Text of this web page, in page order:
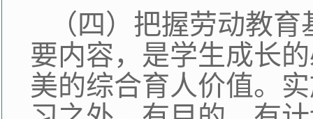
（四）把握劳动教
要内容，是学生成长
美的综合育人价值。